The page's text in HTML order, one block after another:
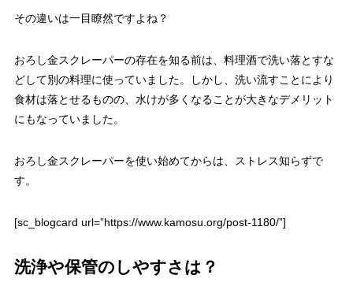
その違いは一目瞭然ですよね？
おろし金スクレーパーの存在を知る前は、料理酒で洗い落とすな
どして別の料理に使っていました。しかし、洗い流すことにより
食材は落とせるものの、水けが多くなることが大きなデメリット
にもなっていました。
おろし金スクレーパーを使い始めてからは、ストレス知らずで
す。
[sc_blogcard url=”https://www.kamosu.org/post-1180/”]
洗浄や保管のしやすさは？